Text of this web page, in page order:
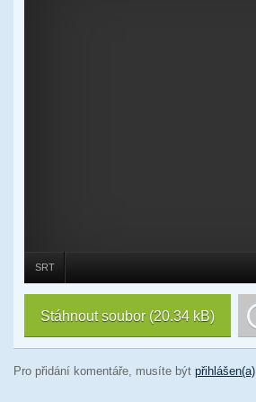
SRT
Stáhnout soubor (20.34 kB)
Pro přidání komentáře, musíte být přihlášen(a)